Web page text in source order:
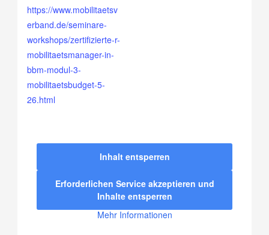
https://www.mobilitaetsv
erband.de/seminare-
workshops/zertifizierte-r-
mobilitaetsmanager-in-
bbm-modul-3-
mobilitaetsbudget-5-
26.html
Inhalt entsperren
Erforderlichen Service akzeptieren und
Inhalte entsperren
Mehr Informationen